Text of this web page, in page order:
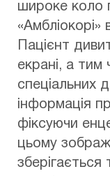
широке коло
«Амбліокорі»
Пацієнт
екрані, а
спеціальних
інформація
фіксуючи
цьому
зберігається